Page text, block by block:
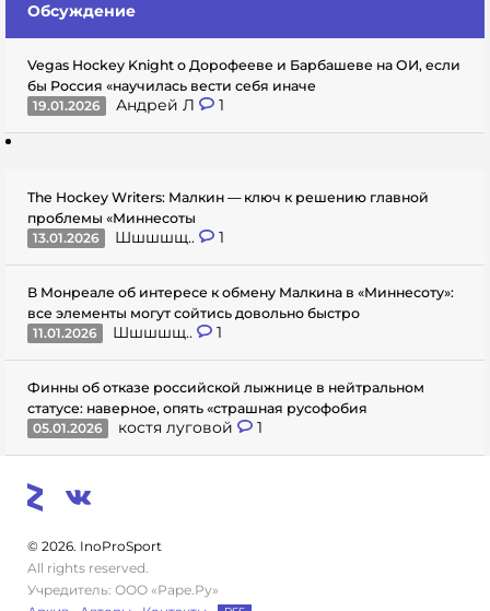
Обсуждение
Vegas Hockey Knight о Дорофееве и Барбашеве на ОИ, если
бы Россия «научилась вести себя иначе
19.01.2026
Андрей Л 1
The Hockey Writers: Малкин — ключ к решению главной
проблемы «Миннесоты
13.01.2026
Шшшшщ.. 1
В Монреале об интересе к обмену Малкина в «Миннесоту»:
все элементы могут сойтись довольно быстро
11.01.2026
Шшшшщ.. 1
Финны об отказе российской лыжнице в нейтральном
статусе: наверное, опять «страшная русофобия
05.01.2026
костя луговой 1
© 2026. InoProSport
All rights reserved.
Учредитель: ООО «Раре.Ру»